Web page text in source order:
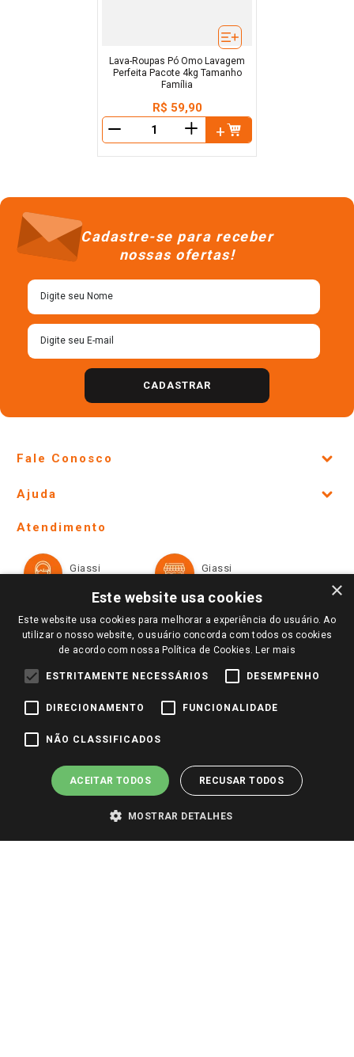
Lava-Roupas Pó Omo Lavagem
Perfeita Pacote 4kg Tamanho
Família
R$ 59,90
＋
Cadastre-se para receber
nossas ofertas!
CADASTRAR
Fale Conosco
Lojas Físicas e Horários
Ofertas
Televendas
Notícias
Perguntas frequentes
Identidade Visual
Ajuda
Formas de Pagamento
Trocas e Devoluções
Atendimento
Giassi
Giassi
Redes Sociais
Pagamento e Segurança
×
Este website usa cookies
Este website usa cookies para melhorar a experiência do usuário. Ao
utilizar o nosso website, o usuário concorda com todos os cookies
de acordo com nossa Política de Cookies. Ler mais
ESTRITAMENTE NECESSÁRIOS DESEMPENHO
DIRECIONAMENTO FUNCIONALIDADE
NÃO CLASSIFICADOS
ACEITAR TODOS RECUSAR TODOS
MOSTRAR DETALHES